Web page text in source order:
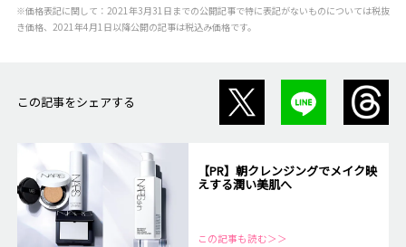
※価格表記に関して：2021年3月31日までの公開記事で特に表記がないものについては税抜
き価格、2021年4月1日以降公開の記事は税込み価格です。
この記事をシェアする
【PR】朝クレンジングでメイク映
えする潤い美肌へ
この記事も読む＞＞